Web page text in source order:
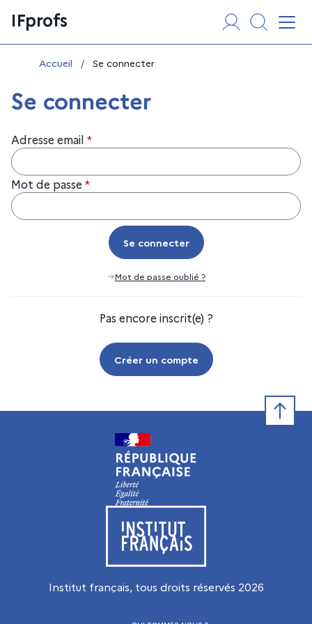
au
contenu
IFprofs
Vous êtes ici :
Accueil / Se connecter
Se connecter
Adresse email *
Mot de passe *
Se connecter
Se connecter
Mot de passe oublié ?
Pas encore inscrit(e) ?
Créer un compte
Visiter le site de l’Institut français
Institut français, tous droits réservés 2026